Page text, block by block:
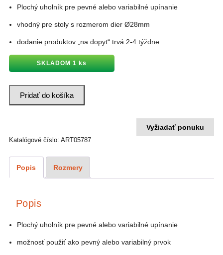
Plochý uholník pre pevné alebo variabilné upínanie
vhodný pre stoly s rozmerom dier Ø28mm
dodanie produktov „na dopyt“ trvá 2-4 týždne
SKLADOM 1 ks
množstvo
Plochý
uholník
Pridať do košíka
Vyžiadať ponuku
Katalógové číslo: ART05787
Popis Rozmery
Popis
Plochý uholník pre pevné alebo variabilné upínanie
možnosť použiť ako pevný alebo variabilný prvok